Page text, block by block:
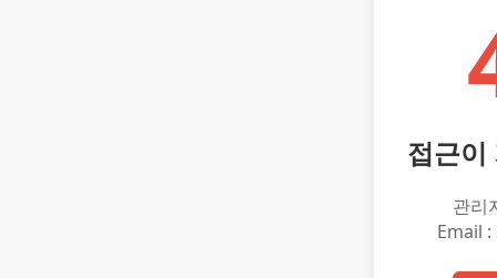
접근이
관리
Email